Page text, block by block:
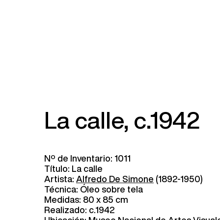
La calle, c.1942
Nº de Inventario: 1011
Título: La calle
Artista: Alfredo De Simone (1892-1950)
Técnica: Óleo sobre tela
Medidas: 80 x 85 cm
Realizado: c.1942